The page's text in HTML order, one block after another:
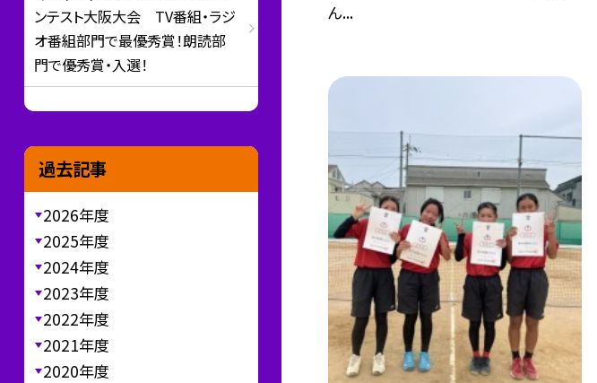
ん...
ンテスト大阪大会 TV番組・ラジ
オ番組部門で最優秀賞！朗読部
門で優秀賞・入選！
過去記事
2026年度
2025年度
2024年度
2023年度
2022年度
2021年度
2020年度